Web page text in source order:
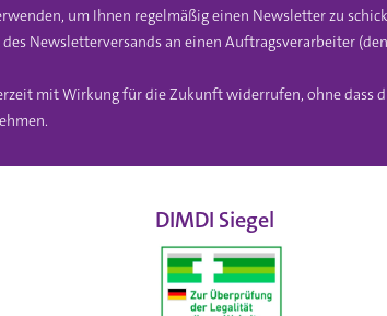
um Ihnen regelmäßig einen Newsletter zu
Newsletterversands an einen Auftragsverarbeiter
mit Wirkung für die Zukunft widerrufen, ohne dass
DIMDI Siegel